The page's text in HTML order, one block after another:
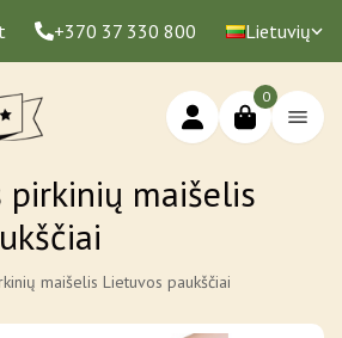
+370 37 330 800 Lietuvių
0
pirkinių maišelis
maišelis Lietuvos paukščiai